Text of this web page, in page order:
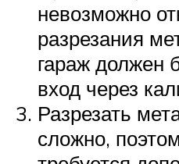
невозможно
разрезания
гараж должен
вход через
Разрезать
сложно,